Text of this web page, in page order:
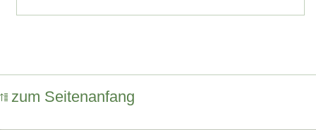
zum Seitenanfang